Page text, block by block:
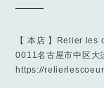
【 本店 】Relier les
0011名古屋市中区
https://